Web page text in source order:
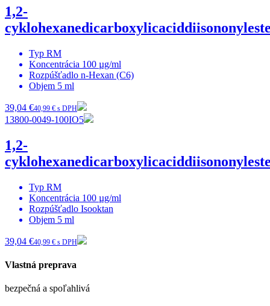
1,2-
Typ RM
Koncentrácia 100 µg/ml
Rozpúšťadlo n-Hexan (C6)
Objem 5 ml
39,04 €40,99 € s DPH
13800-0049-100IO5
1,2-
Typ RM
Koncentrácia 100 µg/ml
Rozpúšťadlo Isooktan
Objem 5 ml
39,04 €40,99 € s DPH
Vlastná preprava
bezpečná a spoľahlivá